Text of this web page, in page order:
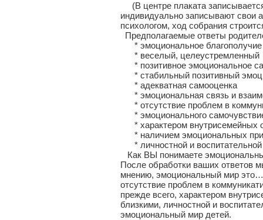
(В центре плаката
индивидуально записывают свои
психологом, ход собрания
Предполагаемые ответы
* эмоциональное благополучие
* веселый, целеустремленный
* позитивное эмоциональное
* стабильный позитивный
* адекватная самооценка
* эмоциональная связь и
* отсутствие проблем в
* эмоционального
* характером внутрисемейных
* наличием эмоциональных
* личностной и воспитательной
Как ВЫ понимаете
После обработки ваших ответов
мнению, эмоциональный мир
отсутствие проблем в
прежде всего, характером
близкими, личностной и
эмоциональный мир детей.